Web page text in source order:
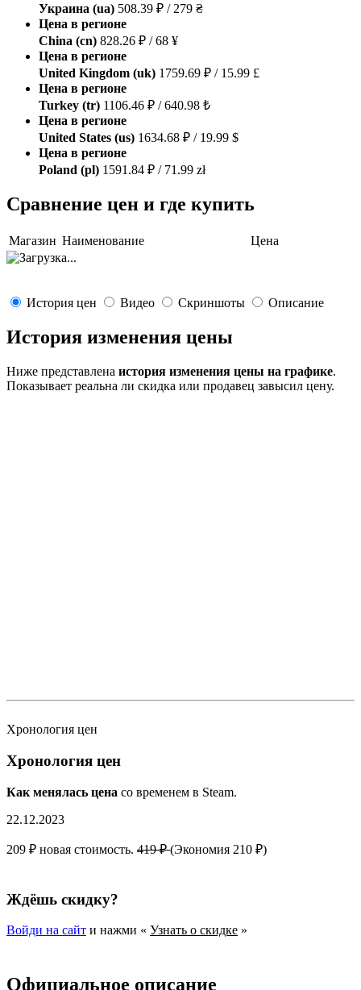
Украина (ua) 508.39 ₽ / 279 ₴
Цена в регионе
China (cn) 828.26 ₽ / 68 ¥
Цена в регионе
United Kingdom (uk) 1759.69 ₽ / 15.99 £
Цена в регионе
Turkey (tr) 1106.46 ₽ / 640.98 ₺
Цена в регионе
United States (us) 1634.68 ₽ / 19.99 $
Цена в регионе
Poland (pl) 1591.84 ₽ / 71.99 zł
Сравнение цен и где купить
Магазин Наименование Цена
История цен Видео Скриншоты Описание
История изменения цены
Ниже представлена история изменения цены на графике.
Показывает реальна ли скидка или продавец завысил цену.
Хронология цен
Хронология цен
Как менялась цена со временем в Steam.
22.12.2023
209 ₽ новая стоимость. 419 ₽(Экономия 210 ₽)
Ждёшь скидку?
Войди на сайт и нажми « Узнать о скидке »
Официальное описание